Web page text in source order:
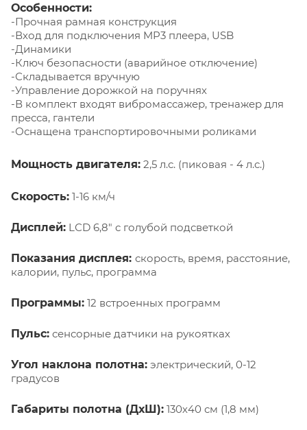
Особенности:
-Прочная рамная конструкция
-Вход для подключения MP3 плеера, USB
-Динамики
-Ключ безопасности (аварийное отключение)
-Складывается вручную
-Управление дорожкой на поручнях
-В комплект входят вибромассажер, тренажер для
пресса, гантели
-Оснащена транспортировочными роликами
Мощность двигателя: 2,5 л.с. (пиковая - 4 л.с.)
Скорость: 1-16 км/ч
Дисплей: LСD 6,8" с голубой подсветкой
Показания дисплея: скорость, время, расстояние,
калории, пульс, программа
Программы: 12 встроенных программ
Пульс: сенсорные датчики на рукоятках
Угол наклона полотна: электрический, 0-12
градусов
Габариты полотна (ДхШ): 130х40 см (1,8 мм)